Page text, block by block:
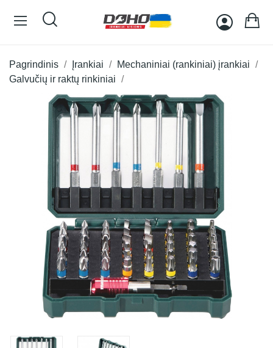
Pagrindinis Įrankiai
Mechaniniai (rankiniai) įrankiai
Galvučių ir raktų rinkiniai